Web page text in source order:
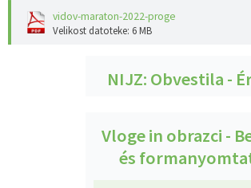
vidov-maraton-2022-proge
Velikost datoteke: 6 MB
NIJZ: Obvestila -
Vloge in obrazci -
és